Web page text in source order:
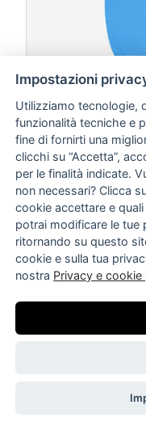
AT.P.CO
T-SHIRT
€ 108
Impostazioni
Utilizziamo tecnologie,
funzionalità tecniche e
fine di fornirti una
clicchi su “Accetta”,
per le finalità indicate.
non necessari? Clicca
cookie accettare e quali
potrai modificare le tue
ritornando su questo
cookie e sulla tua
nostra Privacy e cookie